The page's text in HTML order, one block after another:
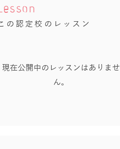
の認定校のレッスン
現在公開中のレッスンはありませ
ん。